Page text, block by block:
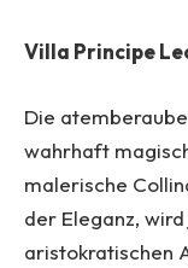
Villa Principe
Die
wahrhaft
malerische
der Eleganz,
aristokratischen